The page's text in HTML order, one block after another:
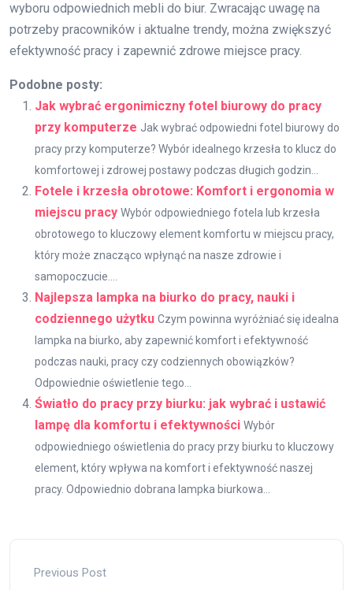
wyboru odpowiednich mebli do biur. Zwracając uwagę na
potrzeby pracowników i aktualne trendy, można zwiększyć
efektywność pracy i zapewnić zdrowe miejsce pracy.
Podobne posty:
Jak wybrać ergonimiczny fotel biurowy do pracy
przy komputerze Jak wybrać odpowiedni fotel biurowy do
pracy przy komputerze? Wybór idealnego krzesła to klucz do
komfortowej i zdrowej postawy podczas długich godzin...
Fotele i krzesła obrotowe: Komfort i ergonomia w
miejscu pracy Wybór odpowiedniego fotela lub krzesła
obrotowego to kluczowy element komfortu w miejscu pracy,
który może znacząco wpłynąć na nasze zdrowie i
samopoczucie....
Najlepsza lampka na biurko do pracy, nauki i
codziennego użytku Czym powinna wyróżniać się idealna
lampka na biurko, aby zapewnić komfort i efektywność
podczas nauki, pracy czy codziennych obowiązków?
Odpowiednie oświetlenie tego...
Światło do pracy przy biurku: jak wybrać i ustawić
lampę dla komfortu i efektywności Wybór
odpowiedniego oświetlenia do pracy przy biurku to kluczowy
element, który wpływa na komfort i efektywność naszej
pracy. Odpowiednio dobrana lampka biurkowa...
Previous Post